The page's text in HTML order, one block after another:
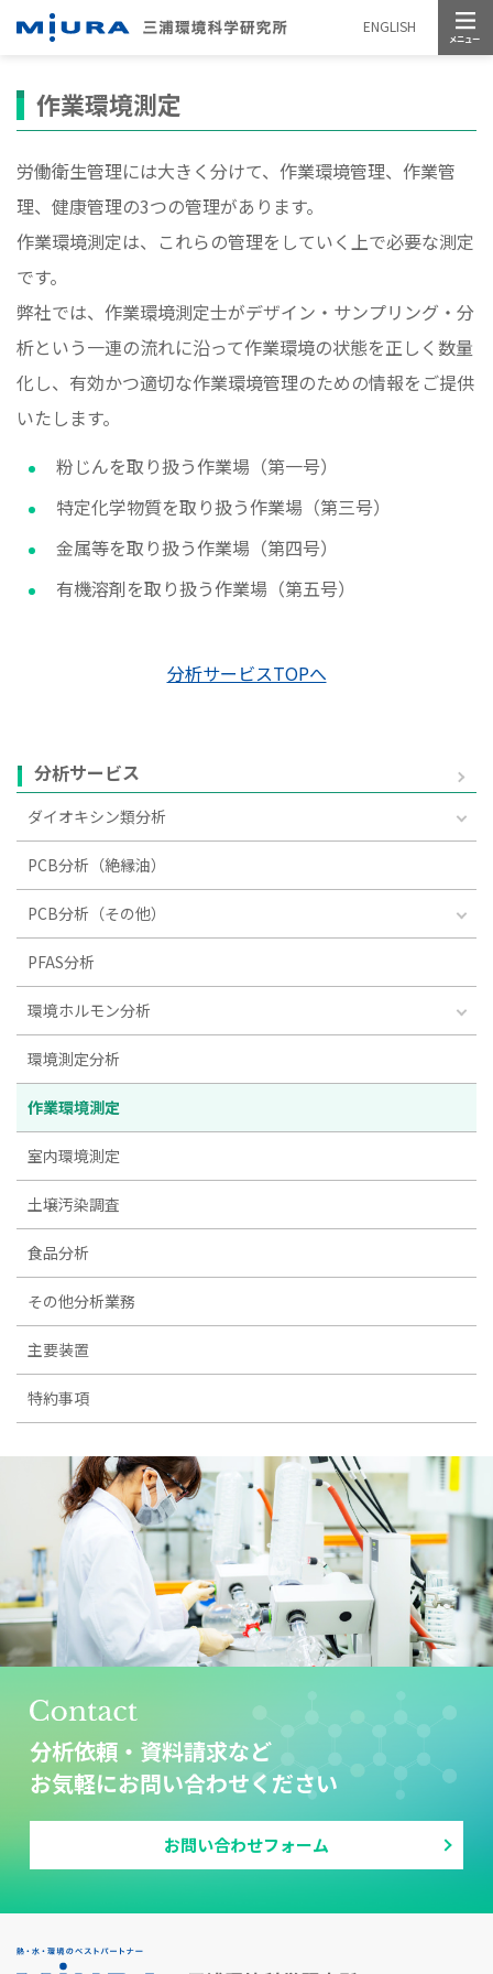
ENGLISH
作業環境測定
労働衛生管理には大きく分けて、作業環境管理、作業管
理、健康管理の3つの管理があります。
作業環境測定は、これらの管理をしていく上で必要な測定
です。
弊社では、作業環境測定士がデザイン・サンプリング・分
析という一連の流れに沿って作業環境の状態を正しく数量
化し、有効かつ適切な作業環境管理のための情報をご提供
いたします。
粉じんを取り扱う作業場（第一号）
特定化学物質を取り扱う作業場（第三号）
金属等を取り扱う作業場（第四号）
有機溶剤を取り扱う作業場（第五号）
分析サービスTOPへ
分析サービス
ダイオキシン類分析
PCB分析（絶縁油）
PCB分析（その他）
PFAS分析
環境ホルモン分析
環境測定分析
作業環境測定
室内環境測定
土壌汚染調査
食品分析
その他分析業務
主要装置
特約事項
分析依頼・資料請求など
お気軽にお問い合わせください
お問い合わせフォーム